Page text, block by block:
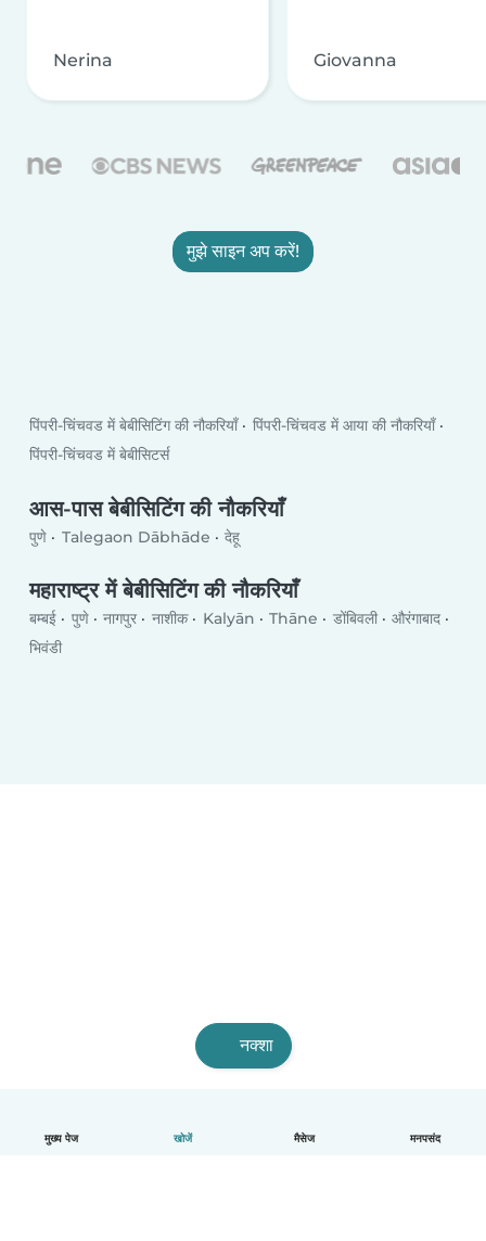
मुख्य पेज खोजें मैसेज मनपसंद
Nerina Giovanna
मुझे साइन अप करें!
पिंपरी-चिंचवड में बेबीसिटिंग की नौकरियाँ
पिंपरी-चिंचवड में आया की नौकरियाँ
पिंपरी-चिंचवड में बेबीसिटर्स
आस-पास बेबीसिटिंग की नौकरियाँ
पुणे Talegaon Dābhāde देहू
महाराष्ट्र में बेबीसिटिंग की नौकरियाँ
बम्बई पुणे नागपुर नाशीक Kalyān Thāne डोंबिवली
औरंगाबाद
भिवंडी
नक्शा